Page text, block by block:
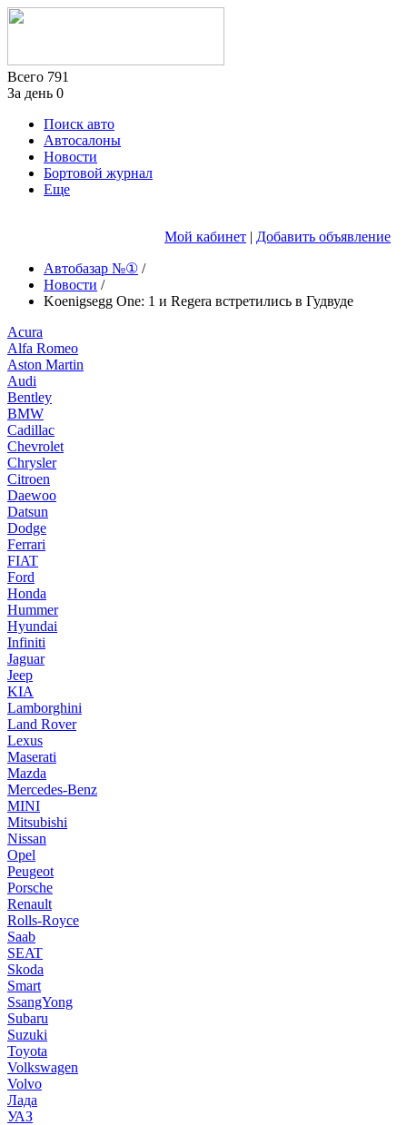
Всего 791
За день 0
Поиск авто
Автосалоны
Новости
Бортовой журнал
Еще
Мой кабинет | Добавить объявление
Автобазар №① /
Новости /
Koenigsegg One: 1 и Regera встретились в Гудвуде
Acura
Alfa Romeo
Aston Martin
Audi
Bentley
BMW
Cadillac
Chevrolet
Chrysler
Citroen
Daewoo
Datsun
Dodge
Ferrari
FIAT
Ford
Honda
Hummer
Hyundai
Infiniti
Jaguar
Jeep
KIA
Lamborghini
Land Rover
Lexus
Maserati
Mazda
Mercedes-Benz
MINI
Mitsubishi
Nissan
Opel
Peugeot
Porsche
Renault
Rolls-Royce
Saab
SEAT
Skoda
Smart
SsangYong
Subaru
Suzuki
Toyota
Volkswagen
Volvo
Лада
УАЗ